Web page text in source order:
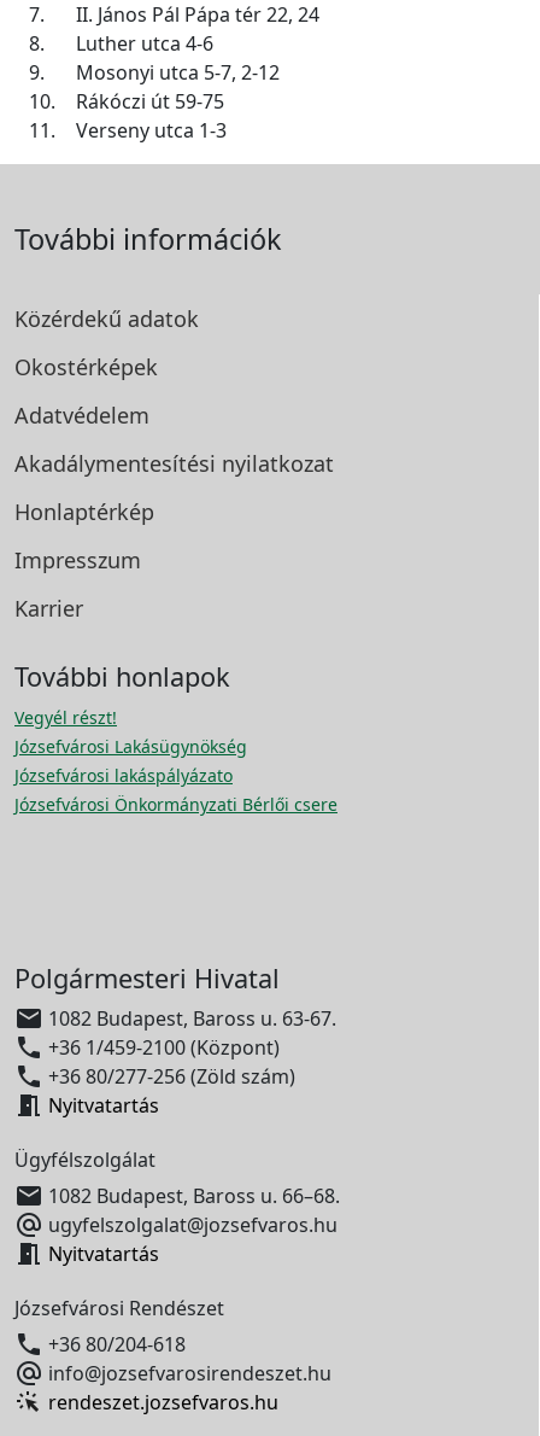
7.
II. János Pál Pápa tér 22, 24
8.
Luther utca 4-6
9.
Mosonyi utca 5-7, 2-12
10.
Rákóczi út 59-75
11.
Verseny utca 1-3
További információk
Közérdekű adatok
Okostérképek
Adatvédelem
Akadálymentesítési nyilatkozat
Honlaptérkép
Impresszum
Karrier
További honlapok
Vegyél részt!
Józsefvárosi Lakásügynökség
Józsefvárosi lakáspályázato
Józsefvárosi Önkormányzati Bérlői csere
Polgármesteri Hivatal
 1082 Budapest, Baross u. 63-67.
 +36 1/459-2100 (Központ)
 +36 80/277-256 (Zöld szám)
 Nyitvatartás
Ügyfélszolgálat
 1082 Budapest, Baross u. 66–68.
 ugyfelszolgalat@jozsefvaros.hu
 Nyitvatartás
Józsefvárosi Rendészet
 +36 80/204-618
 info@jozsefvarosirendeszet.hu
rendeszet.jozsefvaros.hu